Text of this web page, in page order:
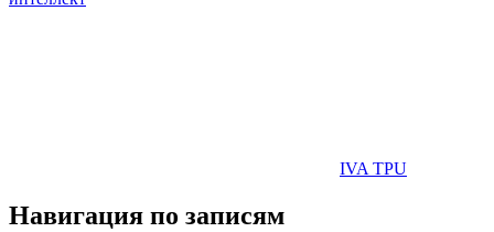
IVA TPU
Навигация по записям